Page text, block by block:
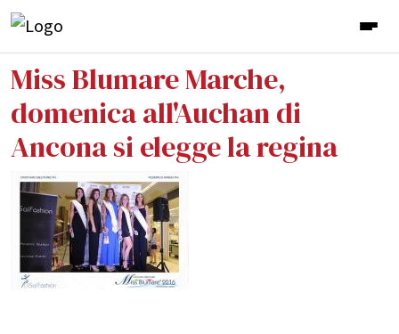
Miss Blumare Marche,
domenica all'Auchan di
Ancona si elegge la regina